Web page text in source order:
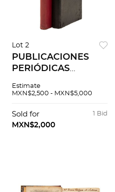
Lot 2
PUBLICACIONES
PERIÓDICAS
SOMBRA / BLANCO
TOROS / SOL Y
ARENA. Piezas: 2
Estimate
MXN$2,500 - MXN$5,000
1 Bid
Sold for
MXN$2,000